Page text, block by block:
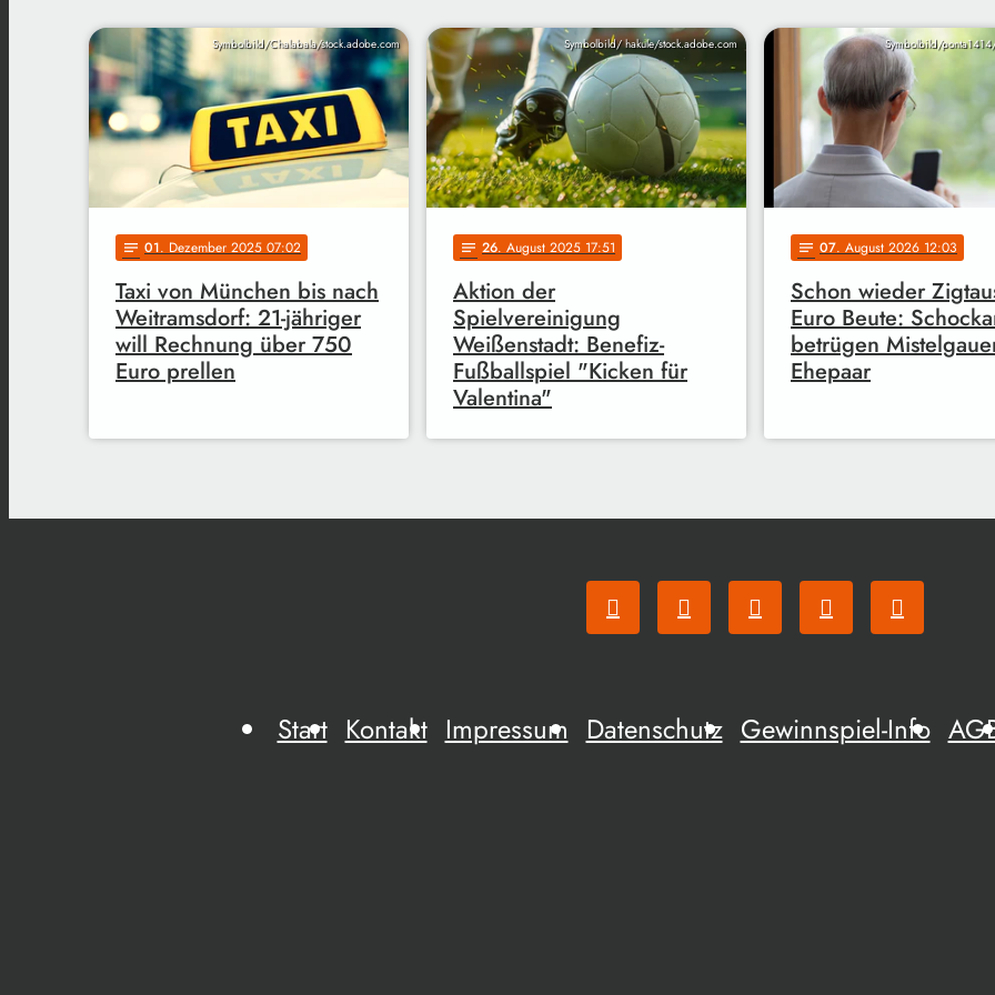
Symbolbild/Chalabala/stock.adobe.com
notes 01. Dezember 2025 07:02
Taxi von München bis nach
Weitramsdorf: 21-jähriger
will Rechnung über 750
Euro prellen
Symbolbild/ hakule/stock.adobe.com
notes 26. August 2025 17:51
Aktion der
Spielvereinigung
Weißenstadt: Benefiz-
Fußballspiel "Kicken für
Valentina"
Symbolbild/
notes 07. August 2026 12:03
Schon wieder
Euro Beute:
betrügen
Ehepaar
Start Kontakt Impressum Datenschutz Gewinnspiel-Info